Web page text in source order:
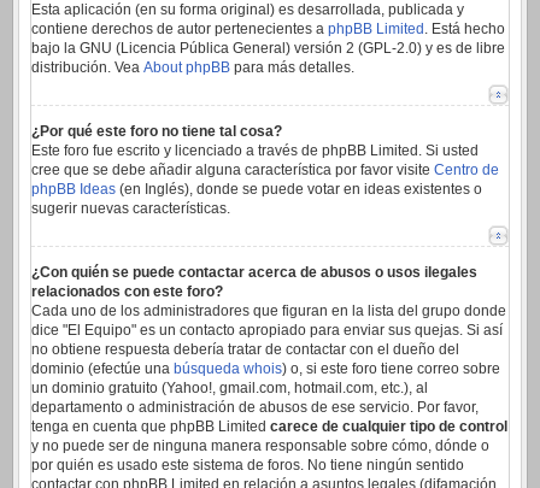
Esta aplicación (en su forma original) es desarrollada, publicada y
contiene derechos de autor pertenecientes a phpBB Limited . Está hecho
bajo la GNU (Licencia Pública General) versión 2 (GPL-2.0) y es de libre
distribución. Vea About phpBB para más detalles.
¿Por qué este foro no tiene tal cosa?
Este foro fue escrito y licenciado a través de phpBB Limited. Si usted
cree que se debe añadir alguna característica por favor visite Centro de
phpBB Ideas (en Inglés), donde se puede votar en ideas existentes o
sugerir nuevas características.
¿Con quién se puede contactar acerca de abusos o usos ilegales
relacionados con este foro?
Cada uno de los administradores que figuran en la lista del grupo donde
dice "El Equipo" es un contacto apropiado para enviar sus quejas. Si así
no obtiene respuesta debería tratar de contactar con el dueño del
dominio (efectúe una búsqueda whois) o, si este foro tiene correo sobre
un dominio gratuito (Yahoo!, gmail.com, hotmail.com, etc.), al
departamento o administración de abusos de ese servicio. Por favor,
tenga en cuenta que phpBB Limited carece de cualquier tipo de control
y no puede ser de ninguna manera responsable sobre cómo, dónde o
por quién es usado este sistema de foros. No tiene ningún sentido
contactar con phpBB Limited en relación a asuntos legales (difamación,